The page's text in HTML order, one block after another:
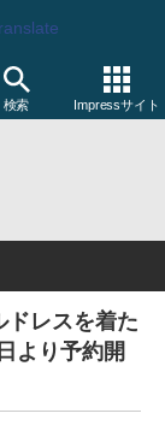
検索 Impressサイト
ドレスを着た
より予約開